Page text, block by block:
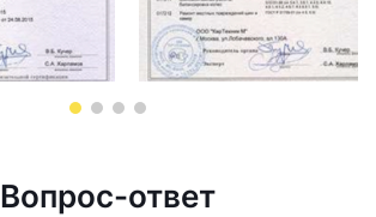
Вопрос-ответ